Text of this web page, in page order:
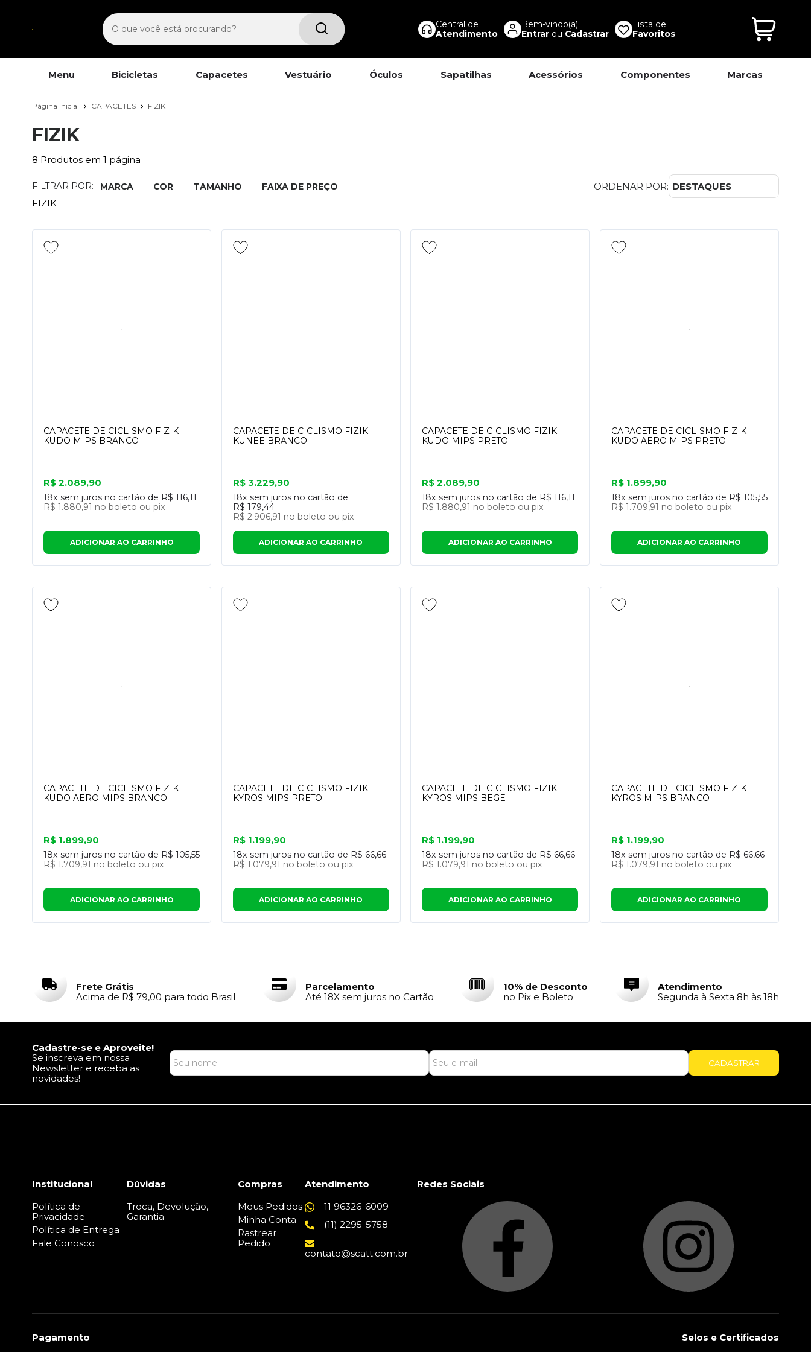
Central de
Atendimento
Bem-vindo(a)
Entrarou Cadastrar
Lista de
Favoritos
Menu Bicicletas Capacetes Vestuário Óculos Sapatilhas Acessórios Componentes Marcas
Página Inicial CAPACETES FIZIK
FIZIK
8 Produtos em 1 página
FILTRAR POR: MARCA COR TAMANHO FAIXA DE PREÇO ORDENAR POR: DESTAQUES
FIZIK
CAPACETE DE CICLISMO FIZIK
KUDO MIPS BRANCO
R$ 2.089,90
18x sem juros no cartão de R$ 116,11
R$ 1.880,91 no boleto ou pix
ADICIONAR AO CARRINHO
CAPACETE DE CICLISMO FIZIK
KUNEE BRANCO
R$ 3.229,90
18x sem juros no cartão de
R$ 179,44
R$ 2.906,91 no boleto ou pix
ADICIONAR AO CARRINHO
CAPACETE DE CICLISMO FIZIK
KUDO MIPS PRETO
R$ 2.089,90
18x sem juros no cartão de R$ 116,11
R$ 1.880,91 no boleto ou pix
ADICIONAR AO CARRINHO
CAPACETE DE CICLISMO FIZIK
KUDO AERO MIPS PRETO
R$ 1.899,90
18x sem juros no cartão de R$ 105,55
R$ 1.709,91 no boleto ou pix
ADICIONAR AO CARRINHO
CAPACETE DE CICLISMO FIZIK
KUDO AERO MIPS BRANCO
R$ 1.899,90
18x sem juros no cartão de R$ 105,55
R$ 1.709,91 no boleto ou pix
ADICIONAR AO CARRINHO
CAPACETE DE CICLISMO FIZIK
KYROS MIPS PRETO
R$ 1.199,90
18x sem juros no cartão de R$ 66,66
R$ 1.079,91 no boleto ou pix
ADICIONAR AO CARRINHO
CAPACETE DE CICLISMO FIZIK
KYROS MIPS BEGE
R$ 1.199,90
18x sem juros no cartão de R$ 66,66
R$ 1.079,91 no boleto ou pix
ADICIONAR AO CARRINHO
CAPACETE DE CICLISMO FIZIK
KYROS MIPS BRANCO
R$ 1.199,90
18x sem juros no cartão de R$ 66,66
R$ 1.079,91 no boleto ou pix
ADICIONAR AO CARRINHO
Frete Grátis
Acima de R$ 79,00 para todo Brasil
Parcelamento
Até 18X sem juros no Cartão
10% de Desconto
no Pix e Boleto
Atendimento
Segunda à Sexta 8h às 18h
Cadastre-se e Aproveite!
Se inscreva em nossa
Newsletter e receba as
novidades!
CADASTRAR
Institucional
Política de
Privacidade
Política de Entrega
Fale Conosco
Dúvidas
Troca, Devolução,
Garantia
Compras
Meus Pedidos
Minha Conta
Rastrear
Pedido
Atendimento
11 96326-6009
(11) 2295-5758
contato@scatt.com.br
Redes Sociais
Pagamento Selos e Certificados